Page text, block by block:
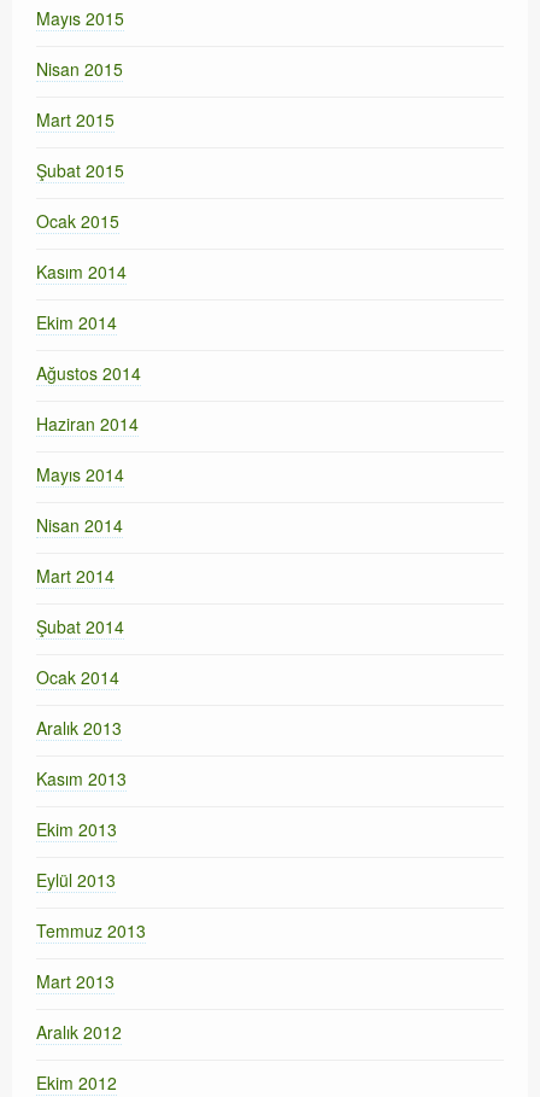
Mayıs 2015
Nisan 2015
Mart 2015
Şubat 2015
Ocak 2015
Kasım 2014
Ekim 2014
Ağustos 2014
Haziran 2014
Mayıs 2014
Nisan 2014
Mart 2014
Şubat 2014
Ocak 2014
Aralık 2013
Kasım 2013
Ekim 2013
Eylül 2013
Temmuz 2013
Mart 2013
Aralık 2012
Ekim 2012